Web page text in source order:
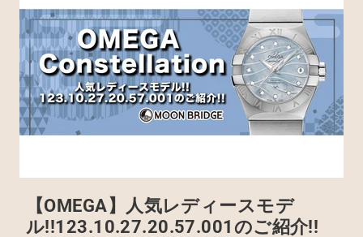
【OMEGA】人気レディースモデ
ル!!123.10.27.20.57.001のご紹介!!